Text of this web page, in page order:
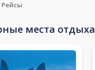
Рейсы
места отдыха